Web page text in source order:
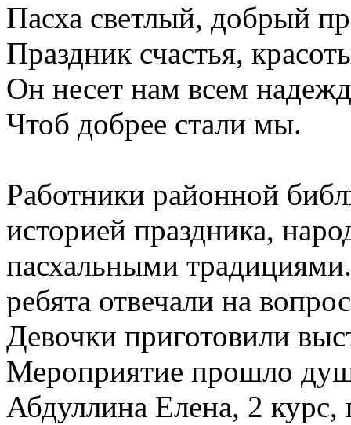
Пасха светлый, добрый
Праздник счастья,
Он несет нам всем
Чтоб добрее стали мы.
Работники районной
историей праздника,
пасхальными
ребята отвечали на
Девочки приготовили
Мероприятие прошло
Абдуллина Елена, 2